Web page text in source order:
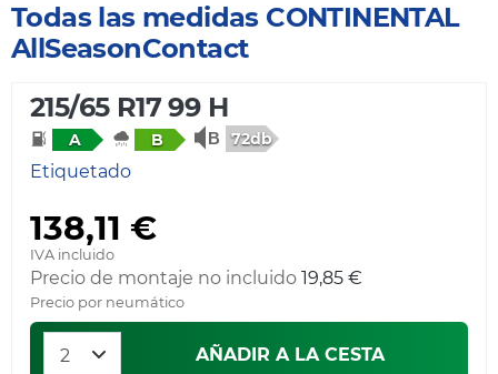
Todas las medidas CONTINENTAL
AllSeasonContact
215/65 R17 99 H
A B 72db
Etiquetado
138,11 €
IVA incluido
Precio de montaje no incluido 19,85 €
Precio por neumático
AÑADIR A LA CESTA